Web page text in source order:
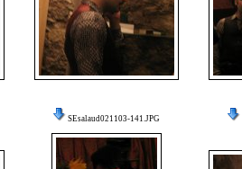
SEsalaud021103-141.JPG